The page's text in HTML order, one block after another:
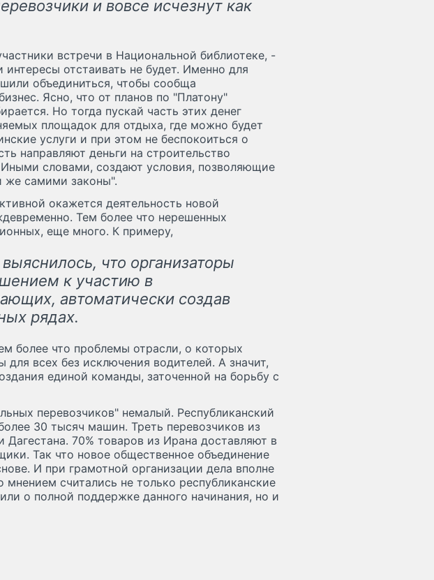
и вовсе исчезнут как
встречи в Национальной библиотеке, -
отстаивать не будет. Именно для
объединиться, чтобы сообща
Ясно, что от планов по "Платону"
Но тогда пускай часть этих денег
площадок для отдыха, где можно будет
услуги и при этом не беспокоиться о
направляют деньги на строительство
словами, создают условия, позволяющие
же самими законы".
окажется деятельность новой
Тем более что нерешенных
еще много. К примеру,
что организаторы
к участию в
автоматически создав
рядах.
более что проблемы отрасли, о которых
для всех без исключения водителей. А значит,
единой команды, заточенной на борьбу с
перевозчиков" немалый. Республиканский
30 тысяч машин. Треть перевозчиков из
70% товаров из Ирана доставляют в
Так что новое общественное объединение
И при грамотной организации дела вполне
считались не только республиканские
о полной поддержке данного начинания, но и